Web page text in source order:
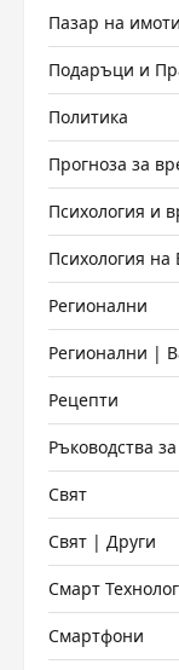
Пазар на имоти
Подаръци и
Политика
Прогноза за
Психология и
Психология на
Регионални
Регионални |
Рецепти
Ръководства
Свят
Свят | Други
Смарт
Смартфони